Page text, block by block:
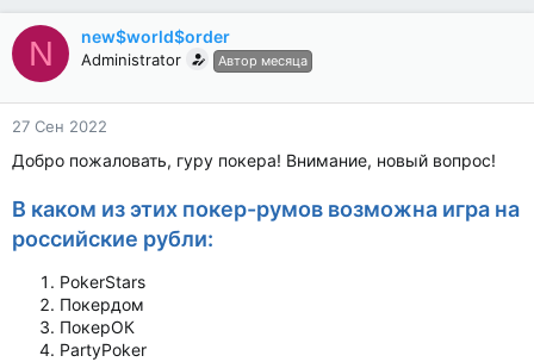
N new$world$order
Administrator Автор месяца
27 Сен 2022
Добро пожаловать, гуру покера! Внимание, новый вопрос!
В каком из этих покер-румов возможна игра на
российские рубли:
PokerStars
Покердом
ПокерОК
PartyPoker